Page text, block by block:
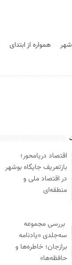
همواره از ابتدای
اقتصاد دریامحور؛
بازتعریف جایگاه بوشهر
در اقتصاد ملی و
منطقه‌ای
بررسی مجموعه
سه‌جلدی «یادنامه
برازجان؛ خاطره‌ها و
حافظه‌ها»